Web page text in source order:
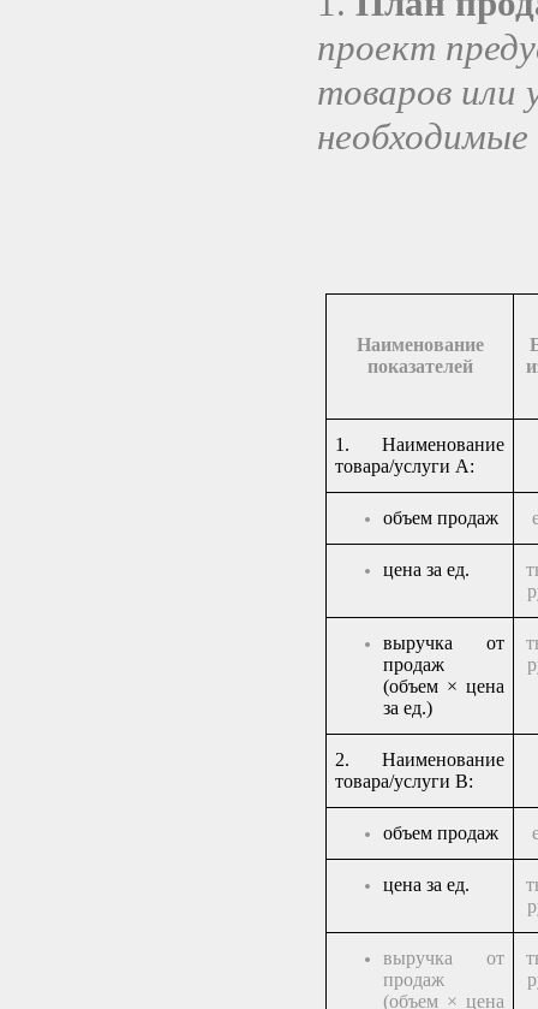
проект
товаров или
Наименование
показателей
1. Наименование
товара/услуги А:
объем продаж
цена за ед.
выручка от
продаж
(объем × цена
за ед.)
2.
Наименование
товара/услуги В:
объем продаж
цена за ед.
выручка от
продаж
(объем × цена